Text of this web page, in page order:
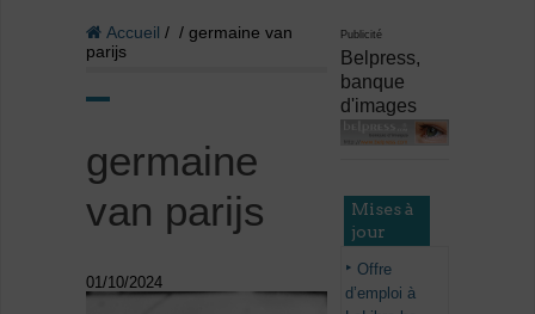
Accueil / / germaine van
parijs
germaine
van parijs
01/10/2024
Publicité
Belpress,
banque
d'images
Mises à
jour
Offre
d’emploi à